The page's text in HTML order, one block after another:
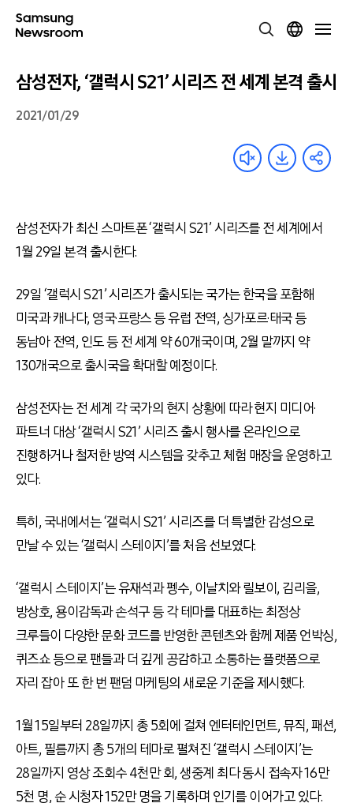
삼성전자, ‘갤럭시 S21’ 시리즈 전 세계 본격 출시
2021/01/29
삼성전자가 최신 스마트폰 ‘갤럭시 S21’ 시리즈를 전 세계에서
1월 29일 본격 출시한다.
29일 ‘갤럭시 S21’ 시리즈가 출시되는 국가는 한국을 포함해
미국과 캐나다, 영국·프랑스 등 유럽 전역, 싱가포르·태국 등
동남아 전역, 인도 등 전 세계 약 60개국이며, 2월 말까지 약
130개국으로 출시국을 확대할 예정이다.
삼성전자는 전 세계 각 국가의 현지 상황에 따라 현지 미디어·
파트너 대상 ‘갤럭시 S21’ 시리즈 출시 행사를 온라인으로
진행하거나 철저한 방역 시스템을 갖추고 체험 매장을 운영하고
있다.
특히, 국내에서는 ‘갤럭시 S21’ 시리즈를 더 특별한 감성으로
만날 수 있는 ‘갤럭시 스테이지’를 처음 선보였다.
‘갤럭시 스테이지’는 유재석과 펭수, 이날치와 릴보이, 김리을,
방상호, 용이감독과 손석구 등 각 테마를 대표하는 최정상
크루들이 다양한 문화 코드를 반영한 콘텐츠와 함께 제품 언박싱,
퀴즈쇼 등으로 팬들과 더 깊게 공감하고 소통하는 플랫폼으로
자리 잡아 또 한 번 팬덤 마케팅의 새로운 기준을 제시했다.
1월 15일부터 28일까지 총 5회에 걸쳐 엔터테인먼트, 뮤직, 패션,
아트, 필름까지 총 5개의 테마로 펼쳐진 ‘갤럭시 스테이지’는
28일까지 영상 조회수 4천만 회, 생중계 최다 동시 접속자 16만
5천 명, 순 시청자 152만 명을 기록하며 인기를 이어가고 있다.